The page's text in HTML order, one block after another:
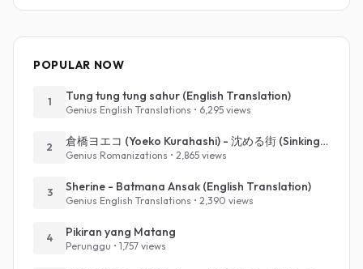
POPULAR NOW
1 Tung tung tung sahur (English Translation)
Genius English Translations • 6,295 views
2 倉橋ヨエコ (Yoeko Kurahashi) - 沈める街 (Sinking Town) (Romanized)
Genius Romanizations • 2,865 views
3 Sherine - Batmana Ansak (English Translation)
Genius English Translations • 2,390 views
4 Pikiran yang Matang
Perunggu • 1,757 views